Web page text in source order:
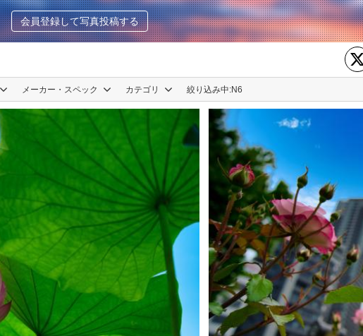
会員登録して写真投稿する
メーカー・スペック カテゴリ 絞り込み中:N6